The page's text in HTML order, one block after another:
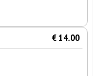
€ 14.00